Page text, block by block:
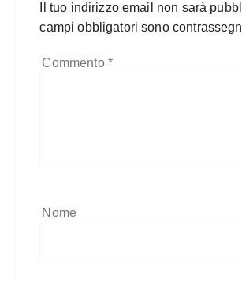
Il tuo indirizzo email non sarà
campi obbligatori sono
Commento *
Nome